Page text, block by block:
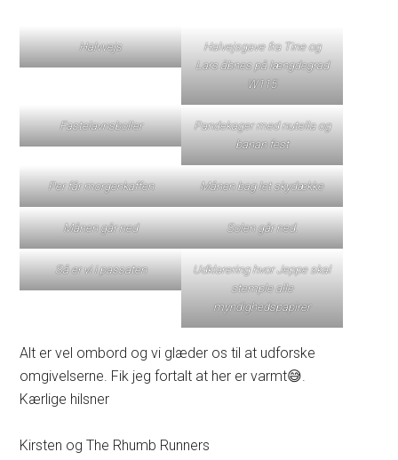
Halvvejs
Halvejsgave fra Tine og
Lars åbnes på længdegrad
W115
Fastelavnsboller
Pandekager med nutella og
banan fest
Per får morgenkaffen Månen bag let skydække
Månen går ned Solen går ned.
Så er vi i passaten
Udklarering hvor Jeppe skal
stemple alle
myndighedspapirer
Alt er vel ombord og vi glæder os til at udforske
omgivelserne. Fik jeg fortalt at her er varmt😅.
Kærlige hilsner
Kirsten og The Rhumb Runners